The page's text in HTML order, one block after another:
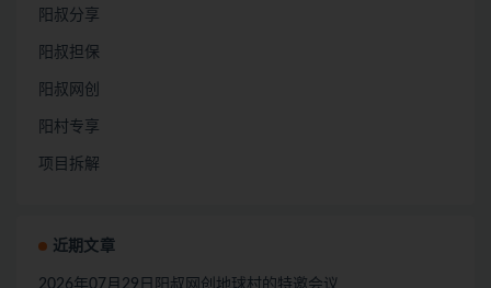
阳叔分享
阳叔担保
阳叔网创
阳村专享
项目拆解
近期文章
2026年07月29日阳叔网创地球村的特邀会议